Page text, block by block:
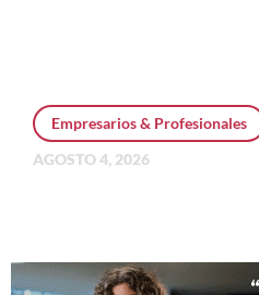
Empresarios & Profesionales
AGOSTO 4, 2026